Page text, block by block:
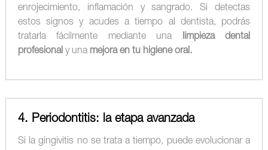
enrojecimiento, inflamación y sangrado. Si detectas
estos signos y acudes a tiempo al dentista, podrás
tratarla fácilmente mediante una limpieza dental
profesionaly una mejora en tu higiene oral.
4. Periodontitis: la etapa avanzada
Si la gingivitis no se trata a tiempo, puede evolucionar a